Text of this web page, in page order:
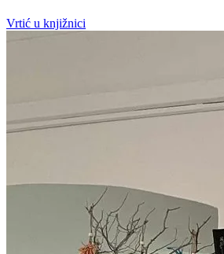
Vrtić u knjižnici